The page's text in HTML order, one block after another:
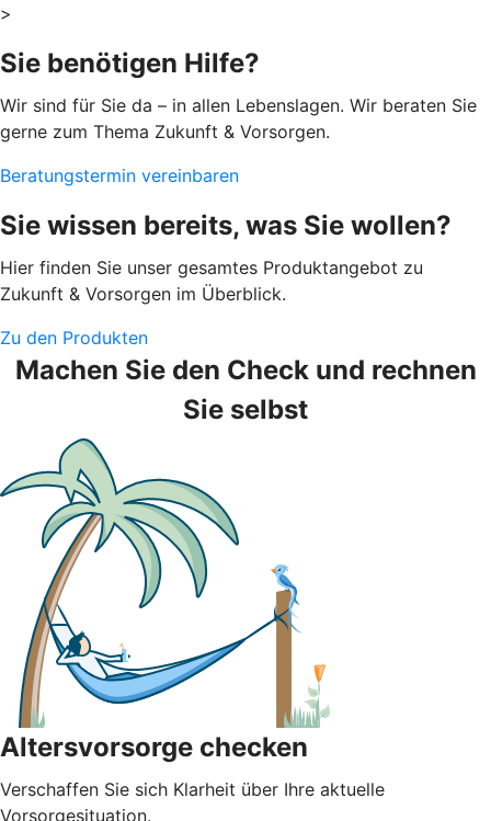
>
Sie benötigen Hilfe?
Wir sind für Sie da – in allen Lebenslagen. Wir beraten Sie
gerne zum Thema Zukunft & Vorsorgen.
Beratungstermin vereinbaren
Sie wissen bereits, was Sie wollen?
Hier finden Sie unser gesamtes Produktangebot zu
Zukunft & Vorsorgen im Überblick.
Zu den Produkten
Machen Sie den Check und rechnen
Sie selbst
Altersvorsorge checken
Verschaffen Sie sich Klarheit über Ihre aktuelle
Vorsorgesituation.